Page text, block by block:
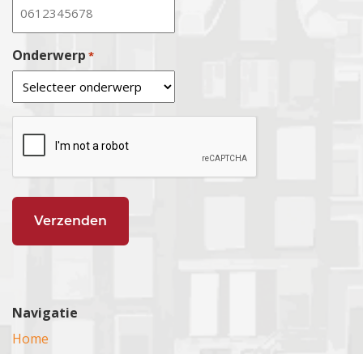
Onderwerp *
Navigatie
Home